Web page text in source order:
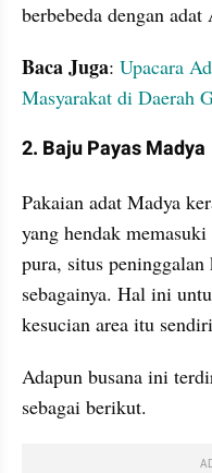
berbebeda dengan
Baca Juga: Upacara
Masyarakat di Daerah
2. Baju Payas Madya
Pakaian adat Madya
yang hendak
pura, situs
sebagainya. Hal ini
kesucian area itu
Adapun busana ini
sebagai berikut.